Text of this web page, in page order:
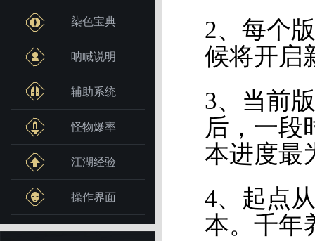
染色宝典
呐喊说明
辅助系统
怪物爆率
江湖经验
操作界面
2、每个
候将开启
3、当前
后，一段
本进度最
4、起点
本。千年